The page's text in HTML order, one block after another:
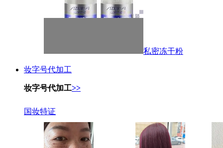
私密冻干粉
妆字号代加工
妆字号代加工>>
国妆特证